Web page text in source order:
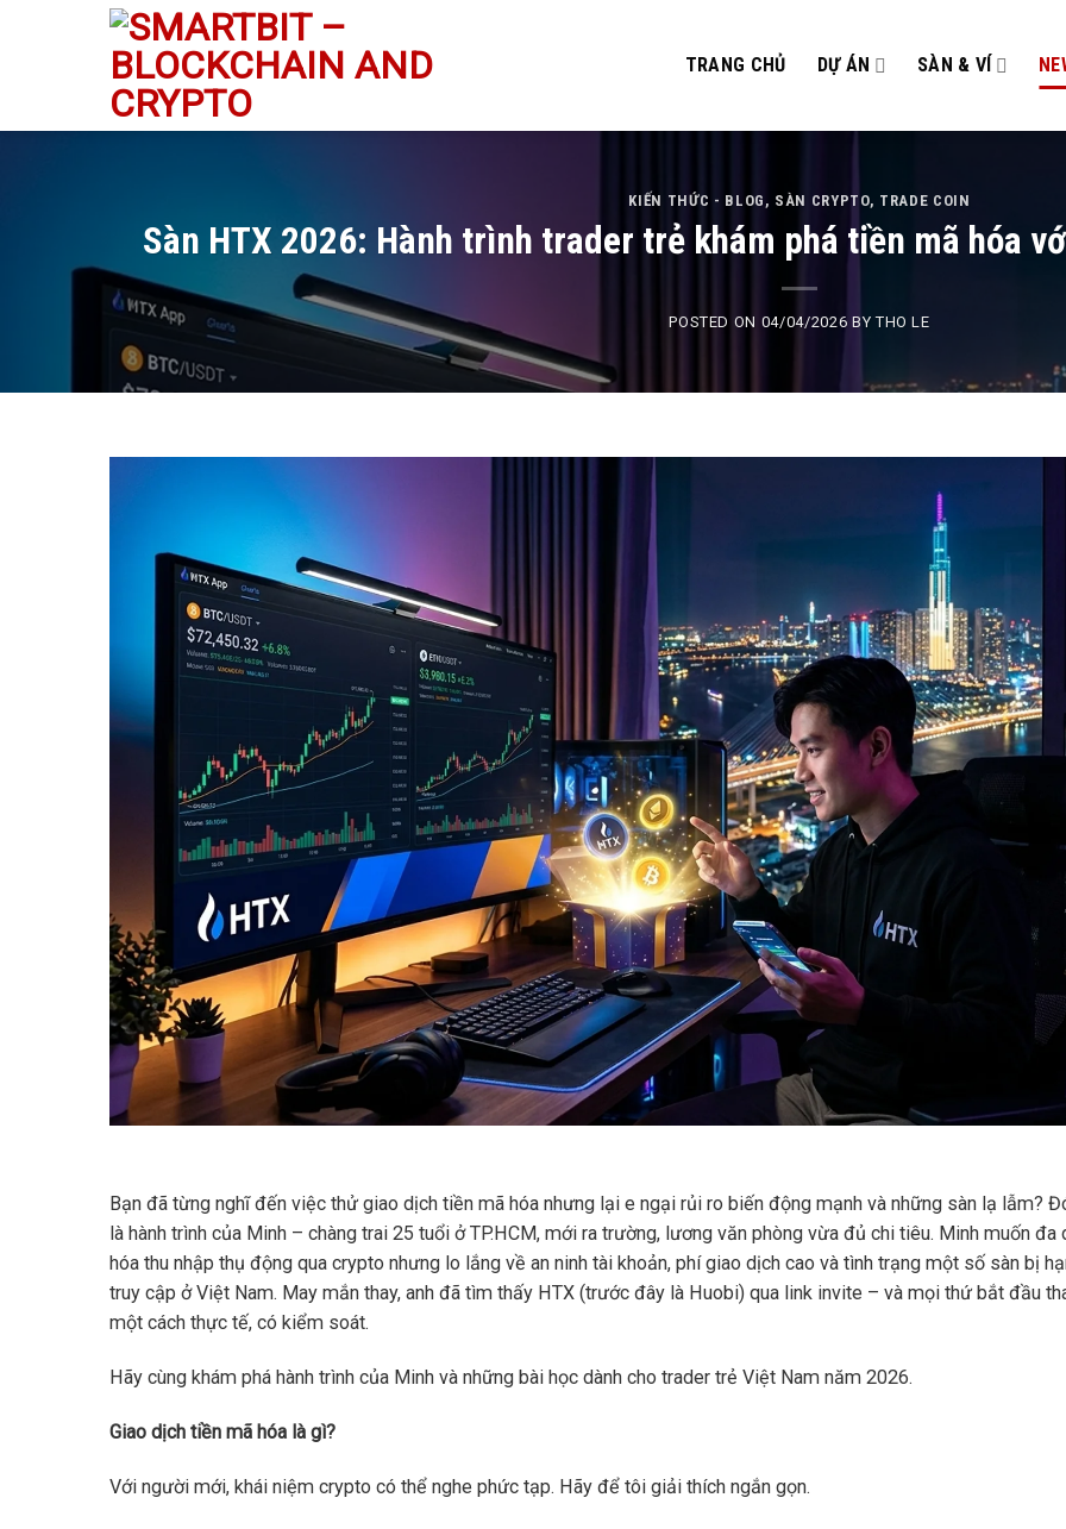
TRANG CHỦ DỰ ÁN SÀN & VÍ
KIẾN THỨC - BLOG , SÀN CRYPTO, TRADE COIN
Sàn HTX 2026: Hành trình trader trẻ khám phá tiền mã hóa
POSTED ON 04/04/2026 BYTHO LE
Bạn đã từng nghĩ đến việc thử giao dịch tiền mã hóa nhưng lại e ngại rủi ro biến động mạnh và những sàn lạ lẫm?
là hành trình của Minh – chàng trai 25 tuổi ở TP.HCM, mới ra trường, lương văn phòng vừa đủ chi tiêu. Minh muốn đa
hóa thu nhập thụ động qua crypto nhưng lo lắng về an ninh tài khoản, phí giao dịch cao và tình trạng một số sàn bị
truy cập ở Việt Nam. May mắn thay, anh đã tìm thấy HTX (trước đây là Huobi) qua link invite – và mọi thứ bắt đầu
một cách thực tế, có kiểm soát.
Hãy cùng khám phá hành trình của Minh và những bài học dành cho trader trẻ Việt Nam năm 2026.
Giao dịch tiền mã hóa là gì?
Với người mới, khái niệm crypto có thể nghe phức tạp. Hãy để tôi giải thích ngắn gọn.